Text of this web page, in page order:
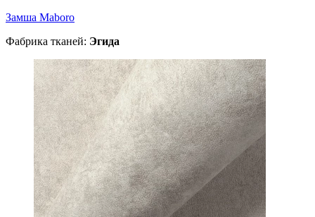
Замша Maboro
Фабрика тканей: Эгида